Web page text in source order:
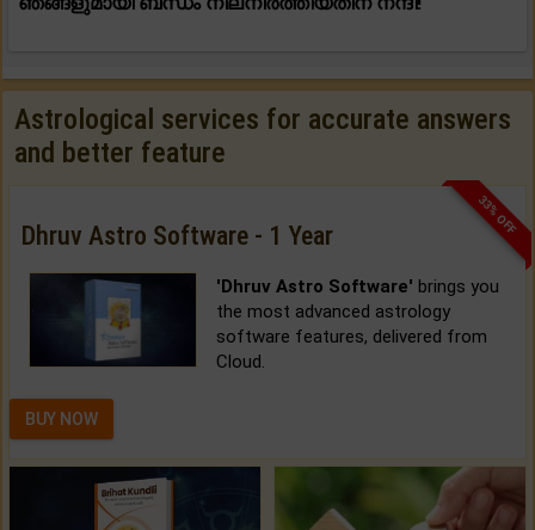
Astrological services for accurate answers
and better feature
33% OFF
Dhruv Astro Software - 1 Year
'Dhruv Astro Software' brings you
the most advanced astrology
software features, delivered from
Cloud.
BUY NOW